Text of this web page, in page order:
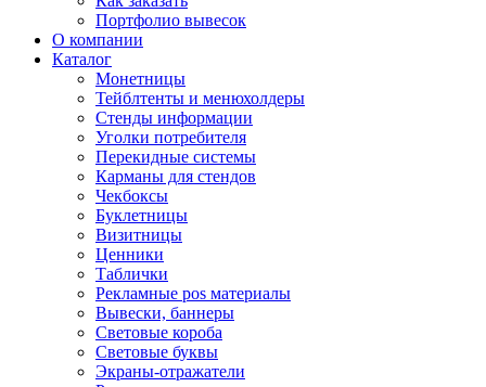
Портфолио вывесок
О компании
Каталог
Монетницы
Тейблтенты и менюхолдеры
Стенды информации
Уголки потребителя
Перекидные системы
Карманы для стендов
Чекбоксы
Буклетницы
Визитницы
Ценники
Таблички
Рекламные pos материалы
Вывески, баннеры
Световые короба
Световые буквы
Экраны-отражатели